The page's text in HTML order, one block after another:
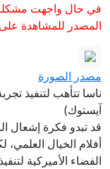
في حال واجهت
المصدر للمشاهدة
مصدر الصورة
ناسا تتأهب لتنفيذ
آيستوك)
قد تبدو فكرة إشعال
أفلام الخيال العلمي،
الفضاء الأميركية